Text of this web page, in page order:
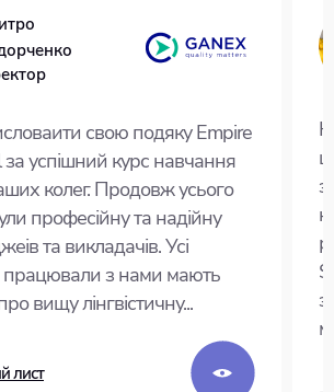
свою подяку Empire
за успішний курс навчання
колег. Продовж усього
професійну та надійну
та викладачів. Усі
працювали з нами мають
вищу лінгвістичну...
лист